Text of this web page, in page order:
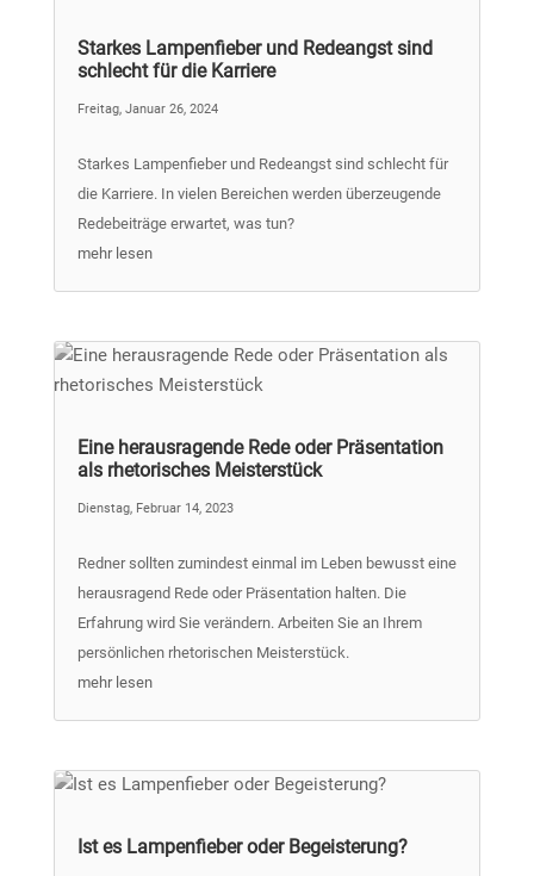
Starkes Lampenfieber und Redeangst sind
schlecht für die Karriere
Freitag, Januar 26, 2024
Starkes Lampenfieber und Redeangst sind schlecht für
die Karriere. In vielen Bereichen werden überzeugende
Redebeiträge erwartet, was tun?
mehr lesen
Eine herausragende Rede oder Präsentation
als rhetorisches Meisterstück
Dienstag, Februar 14, 2023
Redner sollten zumindest einmal im Leben bewusst eine
herausragend Rede oder Präsentation halten. Die
Erfahrung wird Sie verändern. Arbeiten Sie an Ihrem
persönlichen rhetorischen Meisterstück.
mehr lesen
Ist es Lampenfieber oder Begeisterung?